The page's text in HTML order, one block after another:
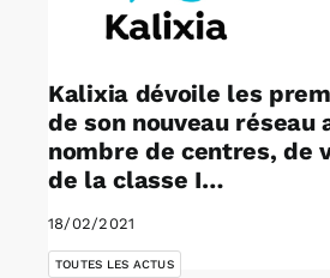
Kalixia dévoile les
de son nouveau réseau
nombre de centres, de
de la classe I…
18/02/2021
TOUTES LES ACTUS